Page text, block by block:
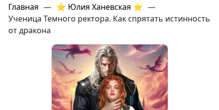
Главная — ⭐ Юлия Ханевская ⭐ —
Ученица Темного ректора. Как спрятать истинность
от дракона